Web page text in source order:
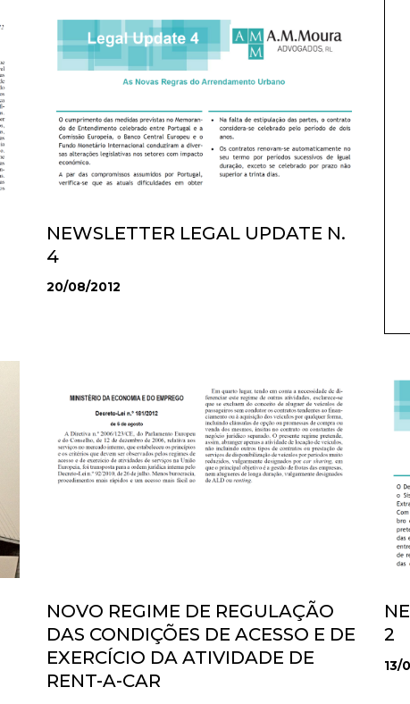
NEWSLETTER LEGAL UPDATE N.
4
20/08/2012
NOVO REGIME DE REGULAÇÃO
DAS CONDIÇÕES DE ACESSO E DE
EXERCÍCIO DA ATIVIDADE DE
RENT-A-CAR
2
13/